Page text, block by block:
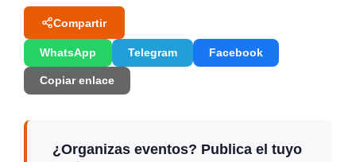
Compartir
WhatsApp Telegram Facebook
Copiar enlace
¿Organizas eventos? Publica el tuyo